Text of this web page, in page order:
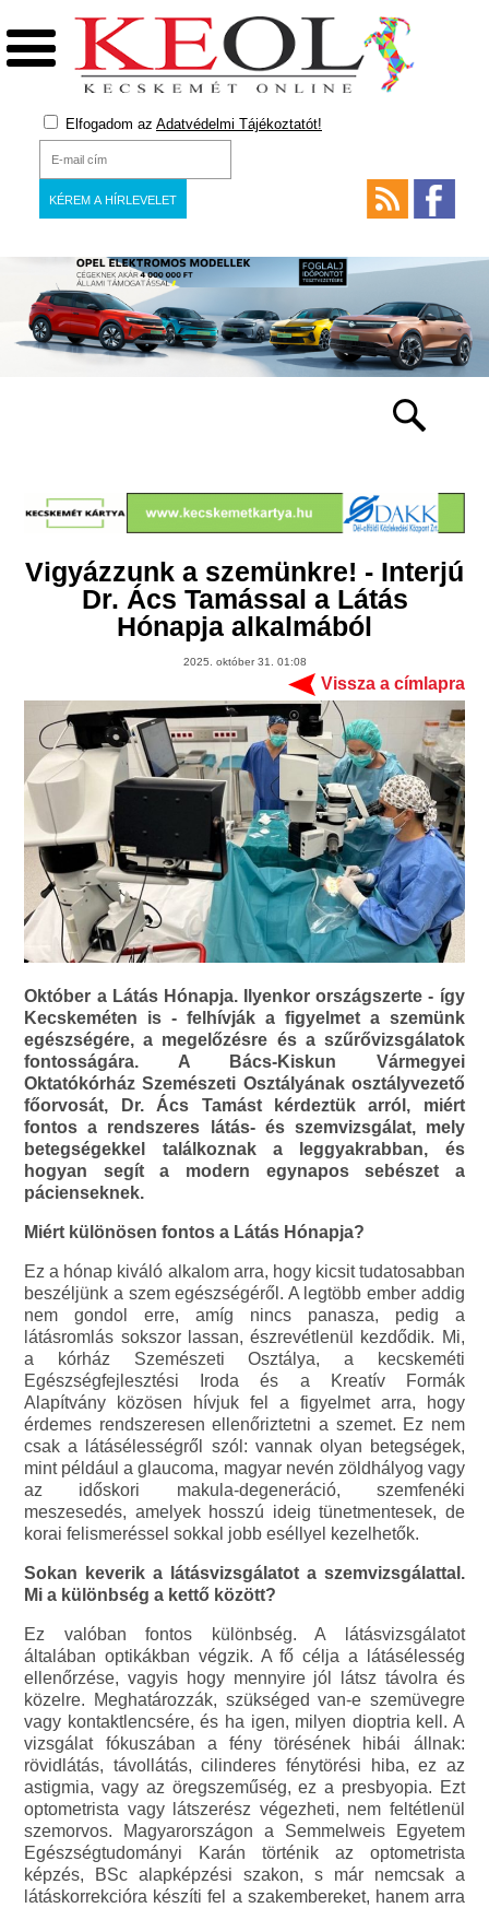
Elfogadom az Adatvédelmi Tájékoztatót!
Vigyázzunk a szemünkre! - Interjú
Dr. Ács Tamással a Látás
Hónapja alkalmából
2025. október 31. 01:08
Vissza a címlapra
Október a Látás Hónapja. Ilyenkor országszerte - így
Kecskeméten is - felhívják a figyelmet a szemünk
egészségére, a megelőzésre és a szűrővizsgálatok
fontosságára. A Bács-Kiskun Vármegyei
Oktatókórház Szemészeti Osztályának osztályvezető
főorvosát, Dr. Ács Tamást kérdeztük arról, miért
fontos a rendszeres látás- és szemvizsgálat, mely
betegségekkel találkoznak a leggyakrabban, és
hogyan segít a modern egynapos sebészet a
pácienseknek.
Miért különösen fontos a Látás Hónapja?
Ez a hónap kiváló alkalom arra, hogy kicsit tudatosabban
beszéljünk a szem egészségéről. A legtöbb ember addig
nem gondol erre, amíg nincs panasza, pedig a
látásromlás sokszor lassan, észrevétlenül kezdődik. Mi,
a kórház Szemészeti Osztálya, a kecskeméti
Egészségfejlesztési Iroda és a Kreatív Formák
Alapítvány közösen hívjuk fel a figyelmet arra, hogy
érdemes rendszeresen ellenőriztetni a szemet. Ez nem
csak a látásélességről szól: vannak olyan betegségek,
mint például a glaucoma, magyar nevén zöldhályog vagy
az időskori makula-degeneráció, szemfenéki
meszesedés, amelyek hosszú ideig tünetmentesek, de
korai felismeréssel sokkal jobb eséllyel kezelhetők.
Sokan keverik a látásvizsgálatot a szemvizsgálattal.
Mi a különbség a kettő között?
Ez valóban fontos különbség. A látásvizsgálatot
általában optikákban végzik. A fő célja a látásélesség
ellenőrzése, vagyis hogy mennyire jól látsz távolra és
közelre. Meghatározzák, szükséged van-e szemüvegre
vagy kontaktlencsére, és ha igen, milyen dioptria kell. A
vizsgálat fókuszában a fény törésének hibái állnak:
rövidlátás, távollátás, cilinderes fénytörési hiba, ez az
astigmia, vagy az öregszeműség, ez a presbyopia. Ezt
optometrista vagy látszerész végezheti, nem feltétlenül
szemorvos. Magyarországon a Semmelweis Egyetem
Egészségtudományi Karán történik az optometrista
képzés, BSc alapképzési szakon, s már nemcsak a
látáskorrekcióra készíti fel a szakembereket, hanem arra